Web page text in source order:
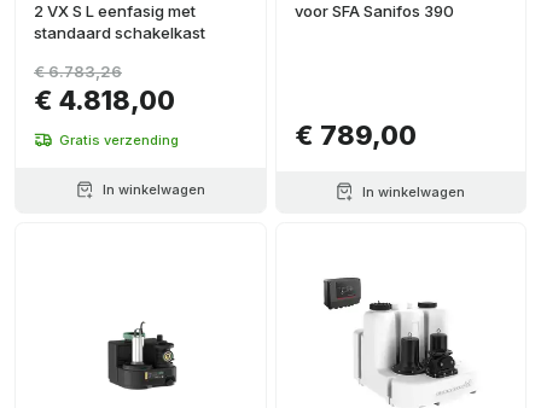
2 VX S L eenfasig met
standaard schakelkast
€ 4.818,00
€ 6.783,26
Gratis verzending
In winkelwagen
voor SFA Sanifos 390
€ 789,00
In winkelwagen